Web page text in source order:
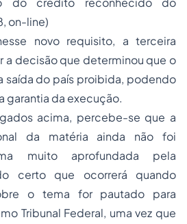
on-line)
novo requisito, a terceira
a decisão que determinou que o
saída do país proibida, podendo
garantia da execução.
acima, percebe-se que a
da matéria ainda não foi
muito aprofundada pela
certo que ocorrerá quando
o tema for pautado para
Tribunal Federal, uma vez que